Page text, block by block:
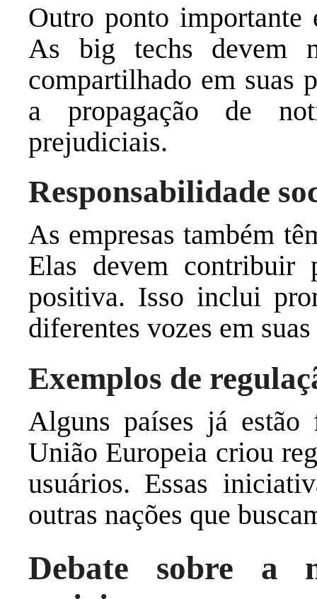
Outro ponto importante
As big techs devem
compartilhado em suas
a propagação de
prejudiciais.
Responsabilidade
As empresas também
Elas devem contribuir
positiva. Isso inclui
diferentes vozes em
Exemplos de
Alguns países já estão
União Europeia criou
usuários. Essas
outras nações que
Debate sobre a